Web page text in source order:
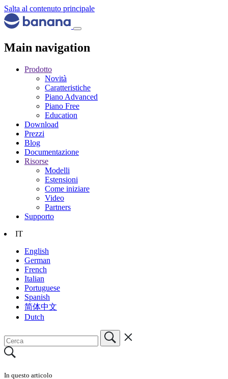
Salta al contenuto principale
Main navigation
Prodotto
Novità
Caratteristiche
Piano Advanced
Piano Free
Education
Download
Prezzi
Blog
Documentazione
Risorse
Modelli
Estensioni
Come iniziare
Video
Partners
Supporto
IT
English
German
French
Italian
Portuguese
Spanish
简体中文
Dutch
In questo articolo